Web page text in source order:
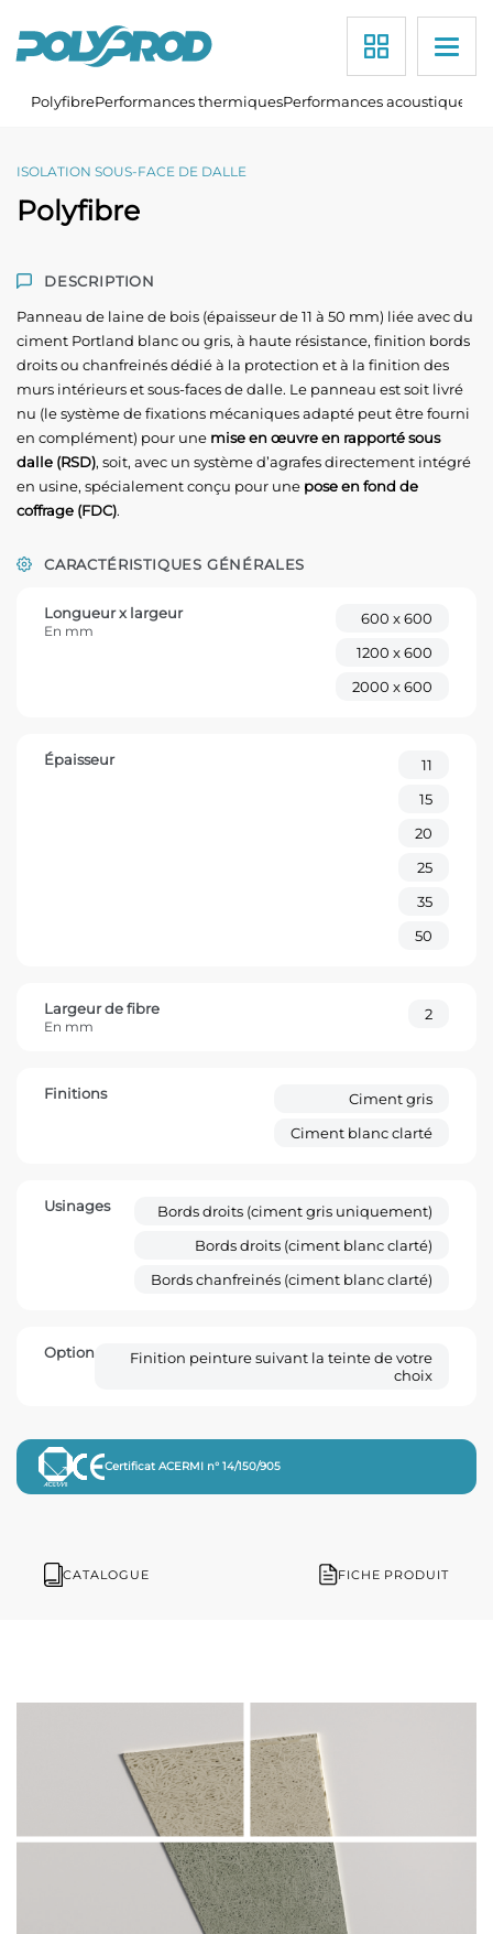
content
PolyfibrePerformances thermiquesPerformances acoustiques
ISOLATION SOUS-FACE DE DALLE
Polyfibre
DESCRIPTION
Panneau de laine de bois (épaisseur de 11 à 50 mm) liée avec du
ciment Portland blanc ou gris, à haute résistance, finition bords
droits ou chanfreinés dédié à la protection et à la finition des
murs intérieurs et sous-faces de dalle. Le panneau est soit livré
nu (le système de fixations mécaniques adapté peut être fourni
en complément) pour une mise en œuvre en rapporté sous
dalle (RSD), soit, avec un système d’agrafes directement intégré
en usine, spécialement conçu pour une pose en fond de
coffrage (FDC).
CARACTÉRISTIQUES GÉNÉRALES
Longueur x largeur
En mm
600 x 600
1200 x 600
2000 x 600
Épaisseur
11
15
20
25
35
50
Largeur de fibre
En mm
2
Finitions
Ciment gris
Ciment blanc clarté
Usinages
Bords droits (ciment gris uniquement)
Bords droits (ciment blanc clarté)
Bords chanfreinés (ciment blanc clarté)
Option
Finition peinture suivant la teinte de votre
choix
Certificat ACERMI n° 14/150/905
CATALOGUE FICHE PRODUIT